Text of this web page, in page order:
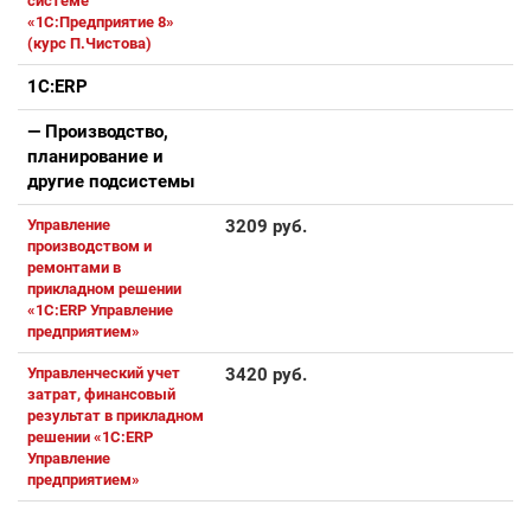
«1С:Предприятие 8»
(курс П.Чистова)
1С:ERP
— Производство,
планирование и
другие подсистемы
Управление
производством и
ремонтами в
прикладном решении
«1С:ERP Управление
предприятием»
3209 руб.
Управленческий учет
затрат, финансовый
результат в прикладном
решении «1С:ERP
Управление
предприятием»
3420 руб.